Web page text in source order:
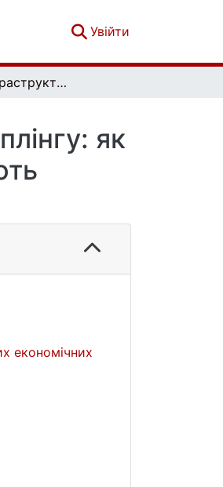
Увійти
Глобальна інфраструктура в умовах структурного декаплінгу: як фрагментація та ренаціоналізація переосмислюють геоекономічну конкуренцію
як
економічних